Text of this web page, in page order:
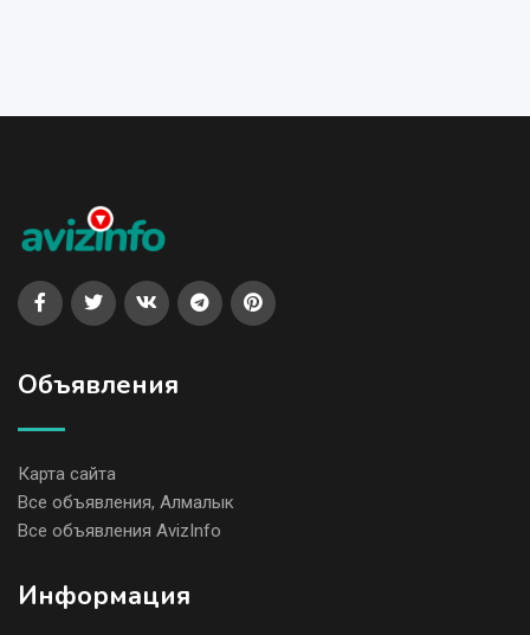
Объявления
Карта сайта
Все объявления, Алмалык
Все объявления AvizInfo
Информация